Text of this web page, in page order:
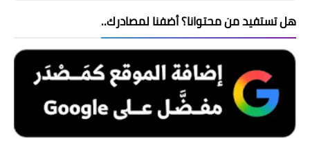
هل تستفيد من محتوانا؟ أضفنا لمصادرك..